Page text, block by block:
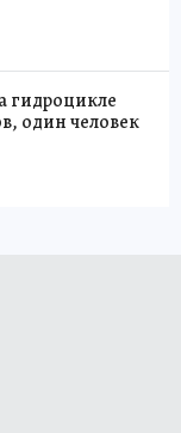
гидроцикле
один человек